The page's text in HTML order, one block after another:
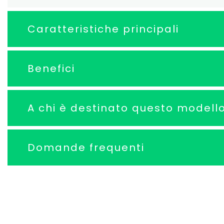
Caratteristiche principali
Benefici
A chi è destinato questo
Domande frequenti